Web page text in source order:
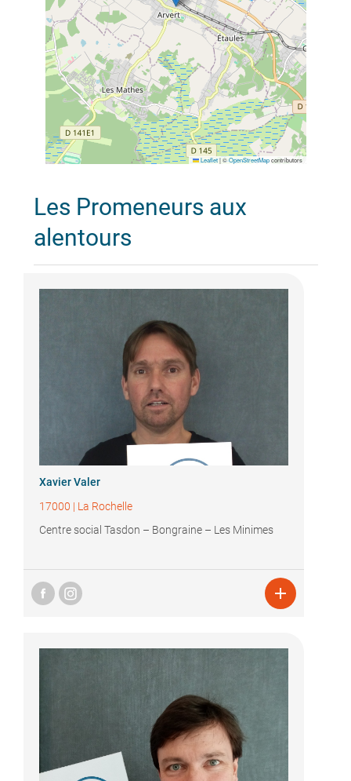
Leaflet|©OpenStreetMapcontributors
Les Promeneurs aux
alentours
Xavier Valer
17000 | La Rochelle
Centre social Tasdon – Bongraine – Les Minimes
